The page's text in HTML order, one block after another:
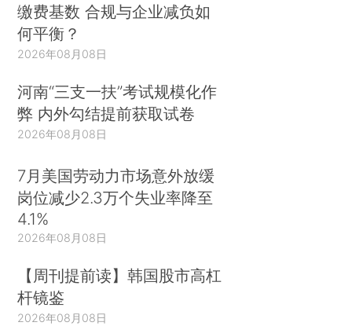
缴费基数 合规与企业减负如
何平衡？
2026年08月08日
河南“三支一扶”考试规模化作
弊 内外勾结提前获取试卷
2026年08月08日
7月美国劳动力市场意外放缓
岗位减少2.3万个失业率降至
4.1%
2026年08月08日
【周刊提前读】韩国股市高杠
杆镜鉴
2026年08月08日